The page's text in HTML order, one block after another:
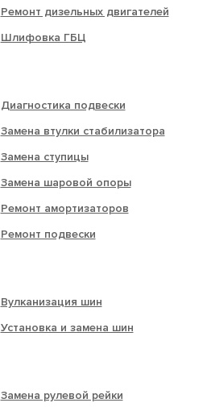
Ремонт дизельных двигателей
Шлифовка ГБЦ
Диагностика подвески
Замена втулки стабилизатора
Замена ступицы
Замена шаровой опоры
Ремонт амортизаторов
Ремонт подвески
Вулканизация шин
Установка и замена шин
Замена рулевой рейки